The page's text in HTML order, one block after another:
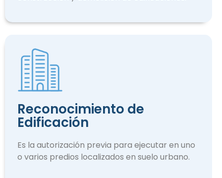
Reconocimiento de
Edificación
Es la autorización previa para ejecutar en uno
o varios predios localizados en suelo urbano.